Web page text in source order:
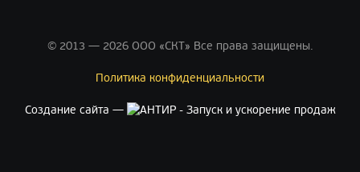
© 2013 — 2026 ООО «СКТ» Все права защищены.
Политика конфиденциальности
Создание сайта —